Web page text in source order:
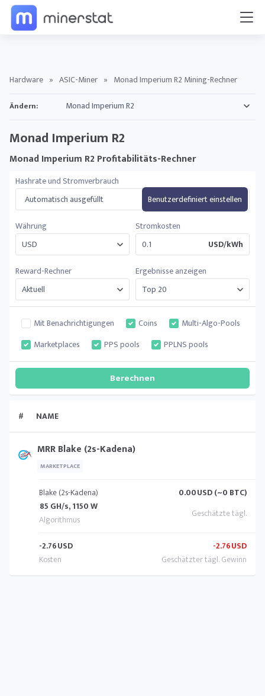
Hardware » ASIC-Miner » Monad Imperium R2 Mining-Rechner
Ändern:
Monad Imperium R2
Monad Imperium R2 Profitabilitäts-Rechner
Hashrate und Stromverbrauch
Automatisch ausgefüllt
Benutzerdefiniert einstellen
Währung
Stromkosten
USD/kWh
Reward-Rechner
Ergebnisse anzeigen
Mit Benachrichtigungen Coins
Multi-Algo-Pools
Marketplaces
PPS pools PPLNS pools
# NAME
MRR Blake (2s-Kadena)
MARKETPLACE
Blake (2s-Kadena)
85 GH/s, 1150 W
0.00USD (~0 BTC)
-2.76USD -2.76USD